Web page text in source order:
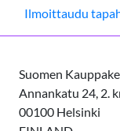
Ilmoittaudu
Suomen
Annankatu 24, 2.
00100 Helsinki